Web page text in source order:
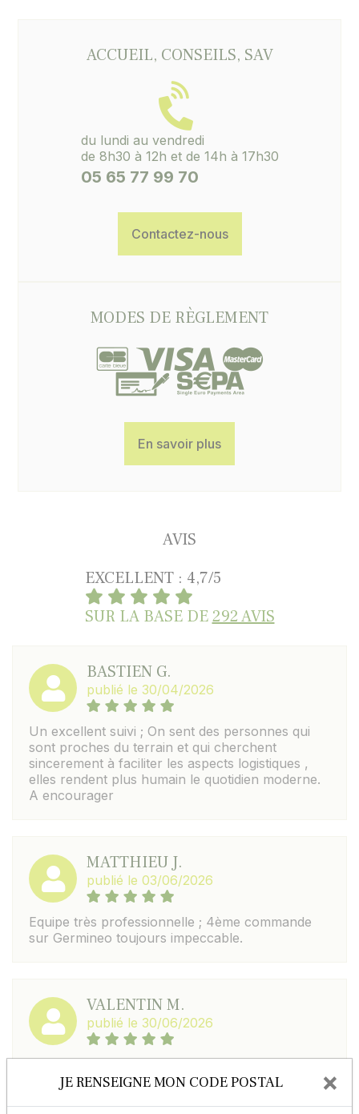
ACCUEIL, CONSEILS, SAV
du lundi au vendredi
de 8h30 à 12h et de 14h à 17h30
05 65 77 99 70
Contactez-nous
MODES DE RÈGLEMENT
En savoir plus
AVIS
EXCELLENT : 4,7/5
SUR LA BASE DE292 AVIS
BASTIEN G.
publié le 30/04/2026
Un excellent suivi ; On sent des personnes qui
sont proches du terrain et qui cherchent
sincerement à faciliter les aspects logistiques ,
elles rendent plus humain le quotidien moderne.
A encourager
MATTHIEU J.
publié le 03/06/2026
Equipe très professionnelle ; 4ème commande
sur Germineo toujours impeccable.
VALENTIN M.
publié le 30/06/2026
toujours très arrangeant. Je recommande à
JE RENSEIGNE MON CODE POSTAL ×